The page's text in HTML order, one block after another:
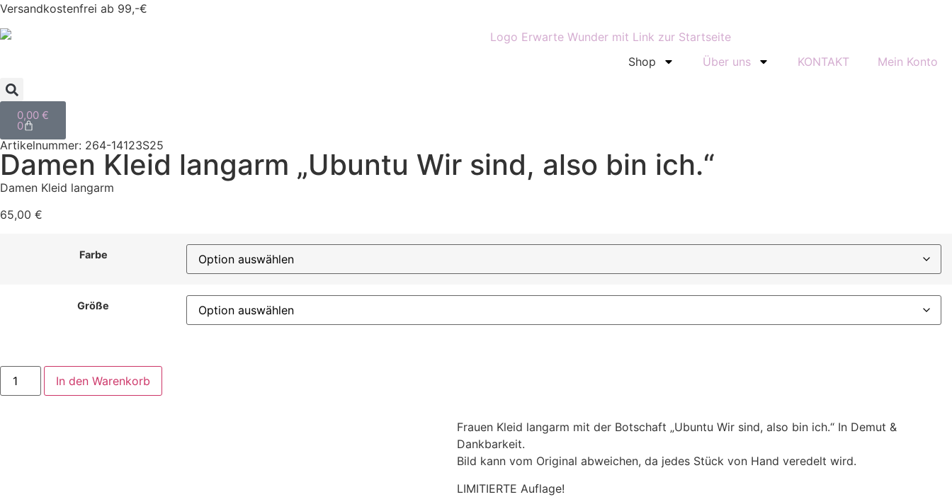
Versandkostenfrei ab 99,-€
Shop Über uns KONTAKT Mein Konto
0,00 €
0
Artikelnummer: 264-14123S25
Damen Kleid langarm „Ubuntu Wir sind, also bin ich.“
Damen Kleid langarm
65,00 €
Farbe
Größe
In den Warenkorb
Frauen Kleid langarm mit der Botschaft „Ubuntu Wir sind, also bin ich.“ In Demut &
Dankbarkeit.
Bild kann vom Original abweichen, da jedes Stück von Hand veredelt wird.
LIMITIERTE Auflage!